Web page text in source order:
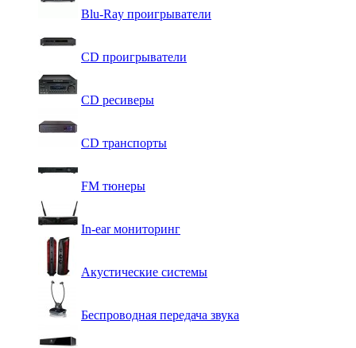
Blu-Ray проигрыватели
CD проигрыватели
CD ресиверы
CD транспорты
FM тюнеры
In-ear мониторинг
Акустические системы
Беспроводная передача звука